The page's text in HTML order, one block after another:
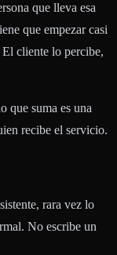
que lleva esa
que empezar casi
cliente lo percibe,
que suma es una
recibe el servicio.
rara vez lo
No escribe un